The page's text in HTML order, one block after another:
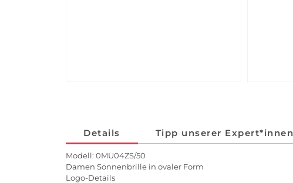
Details Tipp unserer Expert*innen
Modell: 0MU04ZS/50
Damen Sonnenbrille in ovaler Form
Logo-Details